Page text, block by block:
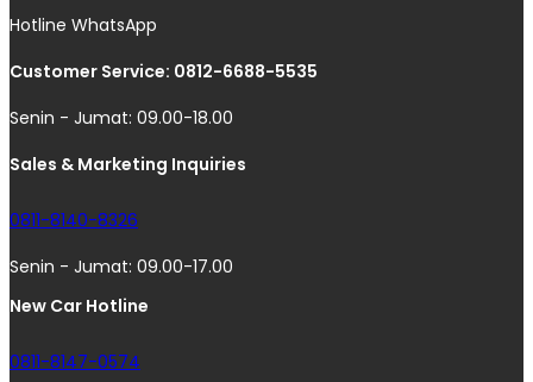
Hotline WhatsApp
Customer Service: 0812-6688-5535
Senin - Jumat: 09.00-18.00
Sales & Marketing Inquiries
0811-8140-8326
Senin - Jumat: 09.00-17.00
New Car Hotline
0811-8147-0574